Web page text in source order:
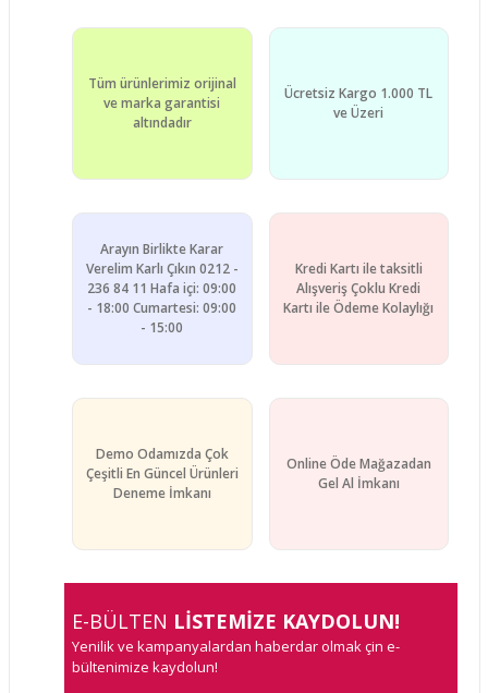
Ürün bilgilerinde hatalar bulunuyor.
Bu ürüne benzer farklı alternatifler olmalı.
Tüm ürünlerimiz orijinal
ve marka garantisi
altındadır
Ücretsiz Kargo 1.000 TL
ve Üzeri
Arayın Birlikte Karar
Verelim Karlı Çıkın 0212 -
236 84 11 Hafa içi: 09:00
- 18:00 Cumartesi: 09:00
- 15:00
Kredi Kartı ile taksitli
Alışveriş Çoklu Kredi
Kartı ile Ödeme Kolaylığı
Demo Odamızda Çok
Çeşitli En Güncel Ürünleri
Deneme İmkanı
Online Öde Mağazadan
Gel Al İmkanı
E-BÜLTEN LİSTEMİZE KAYDOLUN!
Yenilik ve kampanyalardan haberdar olmak çin e-
bültenimize kaydolun!